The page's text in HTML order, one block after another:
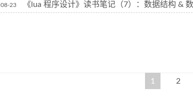
08-23 《lua 程序设计》读书笔记（7）：数据结构 &
1 2